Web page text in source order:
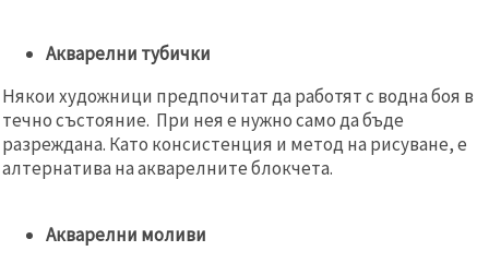
Акварелни тубички
Някои художници предпочитат да работят с водна боя в
течно състояние. При нея е нужно само да бъде
разреждана. Като консистенция и метод на рисуване, е
алтернатива на акварелните блокчета.
Акварелни моливи